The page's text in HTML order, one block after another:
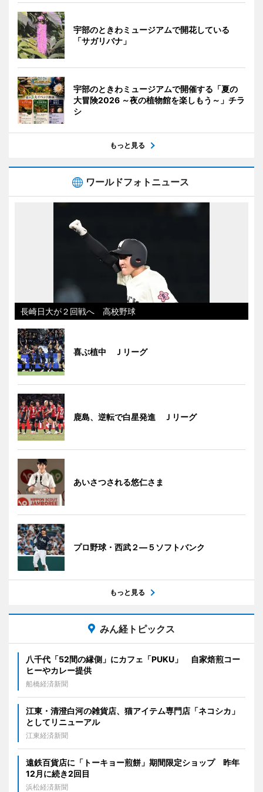
宇部のときわミュージアムで開花している
「サガリバナ」
宇部のときわミュージアムで開催する「夏の
大冒険2026 ～夜の植物館を楽しもう～」チラ
シ
もっと見る
ワールドフォトニュース
長崎日大が２回戦へ 高校野球
喜ぶ植中 Ｊリーグ
鹿島、逆転で白星発進 Ｊリーグ
あいさつされる悠仁さま
プロ野球・西武２―５ソフトバンク
もっと見る
みん経トピックス
八千代「52間の縁側」にカフェ「PUKU」 自家焙煎コー
ヒーやカレー提供
船橋経済新聞
江東・清澄白河の雑貨店、猫アイテム専門店「ネコシカ」
としてリニューアル
江東経済新聞
遠鉄百貨店に「トーキョー煎餅」期間限定ショップ 昨年
12月に続き2回目
浜松経済新聞